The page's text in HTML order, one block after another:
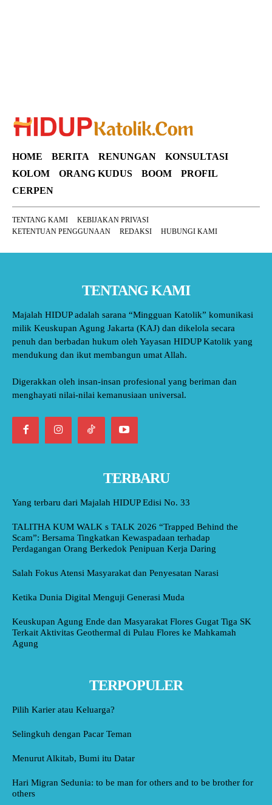
HOME BERITA RENUNGAN
KONSULTASI
KOLOM
ORANG KUDUS BOOM
PROFIL
CERPEN
TENTANG KAMI
KEBIJAKAN PRIVASI
KETENTUAN PENGGUNAAN
REDAKSI HUBUNGI KAMI
TENTANG KAMI
Majalah HIDUP adalah sarana “Mingguan Katolik” komunikasi
milik Keuskupan Agung Jakarta (KAJ) dan dikelola secara
penuh dan berbadan hukum oleh Yayasan HIDUP Katolik yang
mendukung dan ikut membangun umat Allah.
Digerakkan oleh insan-insan profesional yang beriman dan
menghayati nilai-nilai kemanusiaan universal.
TERBARU
Yang terbaru dari Majalah HIDUP Edisi No. 33
TALITHA KUM WALK s TALK 2026 “Trapped Behind the
Scam”: Bersama Tingkatkan Kewaspadaan terhadap
Perdagangan Orang Berkedok Penipuan Kerja Daring
Salah Fokus Atensi Masyarakat dan Penyesatan Narasi
Ketika Dunia Digital Menguji Generasi Muda
Keuskupan Agung Ende dan Masyarakat Flores Gugat Tiga SK
Terkait Aktivitas Geothermal di Pulau Flores ke Mahkamah
Agung
TERPOPULER
Pilih Karier atau Keluarga?
Selingkuh dengan Pacar Teman
Menurut Alkitab, Bumi itu Datar
Hari Migran Sedunia: to be man for others and to be brother for
others